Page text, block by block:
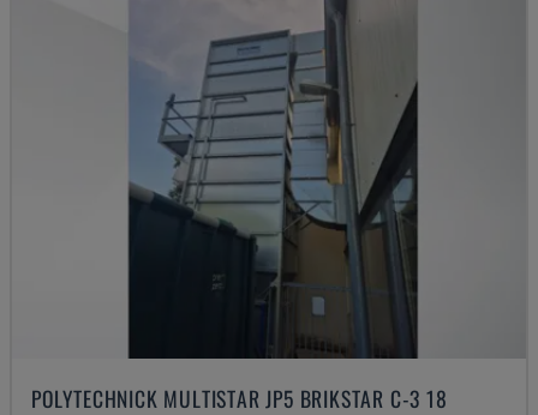
POLYTECHNICK MULTISTAR JP5 BRIKSTAR C-3 18